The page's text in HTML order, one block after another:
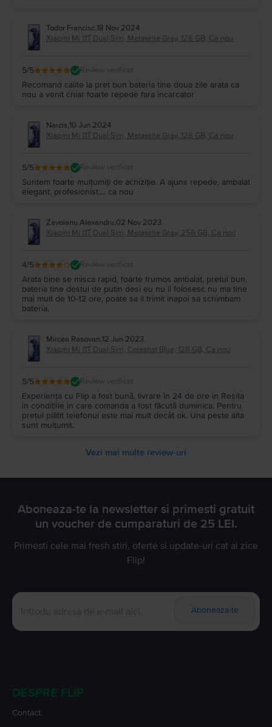
Todor Francisc,18 Nov 2024
Xiaomi Mi 11T Dual Sim, Meteorite Gray, 128 GB, Ca nou
5/5 Review verificat
Recomand calite la pret bun bateria tine doua zile arata ca
nou a venit chiar foarte repede fara incarcator
Narcis,10 Jun 2024
Xiaomi Mi 11T Dual Sim, Meteorite Gray, 128 GB, Ca nou
5/5 Review verificat
Suntem foarte mulțumiți de achiziție. A ajuns repede, ambalat
elegant, profesionist.... ca nou
Zavoianu Alexandru,02 Nov 2023
Xiaomi Mi 11T Dual Sim, Meteorite Gray, 256 GB, Ca nou
4/5 Review verificat
Arata bine se misca rapid, foarte frumos ambalat, pretul bun,
bateria tine destul de putin desi eu nu il folosesc nu ma tine
mai mult de 10-12 ore, poate sa il trimit inapoi sa schimbam
bateria.
Mircea Rasovan,12 Jun 2023
Xiaomi Mi 11T Dual Sim, Celestial Blue, 128 GB, Ca nou
5/5 Review verificat
Experiența cu Flip a fost bună, livrare în 24 de ore in Reșița
in condițiile in care comanda a fost făcută duminica. Pentru
prețul plătit telefonul este mai mult decât ok. Una peste alta
sunt mulțumit.
Vezi mai multe review-uri
Aboneaza-te la newsletter si primesti gratuit
un voucher de cumparaturi de 25 LEI.
Primesti cele mai fresh stiri, oferte si update-uri cat ai zice
Flip!
Aboneaza-te
DESPRE FLIP
Contact